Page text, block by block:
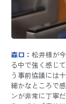
森口 ：松井様が
る中で強く感じ
う事前協議には
細かなところで
ンが非常に丁寧